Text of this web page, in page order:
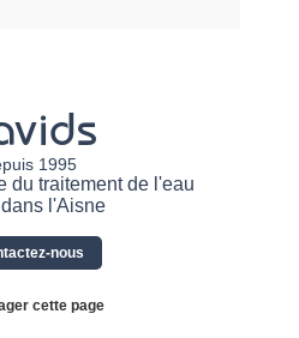
1995
du traitement de l'eau
l'Aisne
nous
cette page